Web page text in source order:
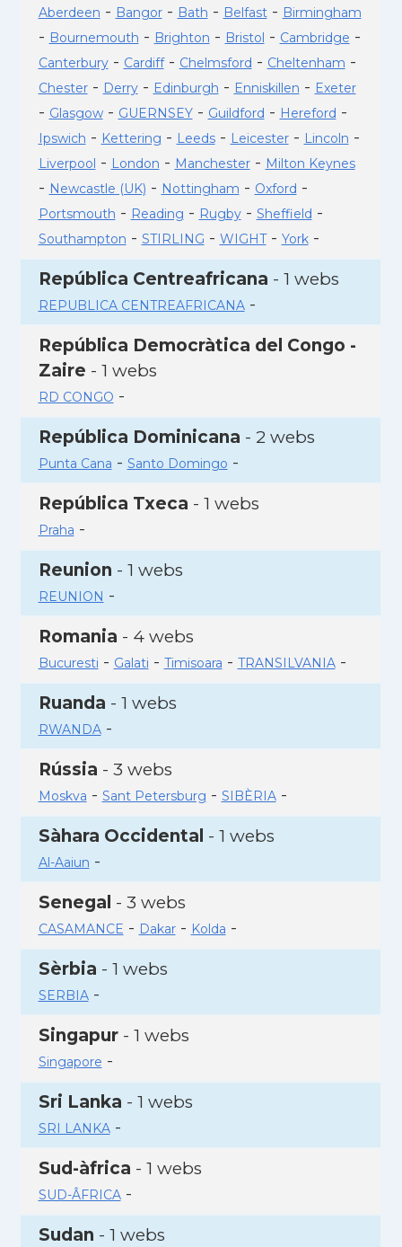
Aberdeen - Bangor- Bath - Belfast- Birmingham
- Bournemouth - Brighton - Bristol - Cambridge -
Canterbury- Cardiff- Chelmsford - Cheltenham -
Chester- Derry- Edinburgh - Enniskillen - Exeter
- Glasgow- GUERNSEY- Guildford - Hereford -
Ipswich - Kettering - Leeds- Leicester- Lincoln -
Liverpool - London - Manchester- Milton Keynes
- Newcastle (UK) - Nottingham - Oxford -
Portsmouth - Reading - Rugby- Sheffield -
Southampton - STIRLING - WIGHT- York-
República Centreafricana - 1 webs
REPUBLICA CENTREAFRICANA-
República Democràtica del Congo -
Zaire - 1 webs
RD CONGO -
República Dominicana - 2 webs
Punta Cana - Santo Domingo -
República Txeca - 1 webs
Praha -
Reunion - 1 webs
REUNION -
Romania - 4 webs
Bucuresti - Galati - Timisoara - TRANSILVANIA-
Ruanda - 1 webs
RWANDA-
Rússia - 3 webs
Moskva - Sant Petersburg - SIBÈRIA-
Sàhara Occidental - 1 webs
Al-Aaiun -
Senegal - 3 webs
CASAMANCE - Dakar- Kolda -
Sèrbia - 1 webs
SERBIA-
Singapur- 1 webs
Singapore -
Sri Lanka - 1 webs
SRI LANKA-
Sud-àfrica - 1 webs
SUD-ÂFRICA-
Sudan - 1 webs